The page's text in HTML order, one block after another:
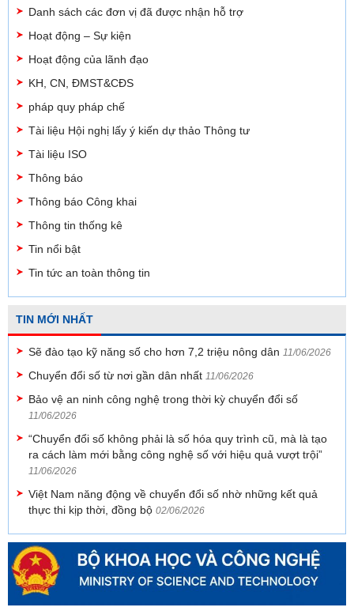
Danh sách các đơn vị đã được nhận hỗ trợ
Hoạt động – Sự kiện
Hoạt động của lãnh đạo
KH, CN, ĐMST&CĐS
pháp quy pháp chế
Tài liệu Hội nghị lấy ý kiến dự thảo Thông tư
Tài liệu ISO
Thông báo
Thông báo Công khai
Thông tin thống kê
Tin nổi bật
Tin tức an toàn thông tin
TIN MỚI NHẤT
Sẽ đào tạo kỹ năng số cho hơn 7,2 triệu nông dân 11/06/2026
Chuyển đổi số từ nơi gần dân nhất 11/06/2026
Bảo vệ an ninh công nghệ trong thời kỳ chuyển đổi số
11/06/2026
“Chuyển đổi số không phải là số hóa quy trình cũ, mà là tạo
ra cách làm mới bằng công nghệ số với hiệu quả vượt trội”
11/06/2026
Việt Nam năng động về chuyển đổi số nhờ những kết quả
thực thi kịp thời, đồng bộ 02/06/2026